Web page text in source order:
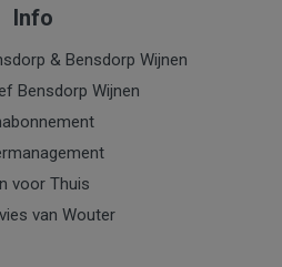
Info
& Bensdorp Wijnen
Bensdorp Wijnen
voor Thuis
van Wouter